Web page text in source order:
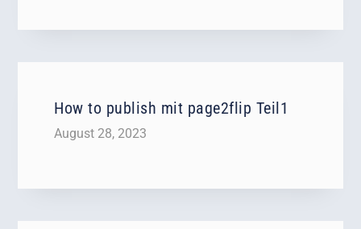
How to publish mit page2flip Teil1
August 28, 2023